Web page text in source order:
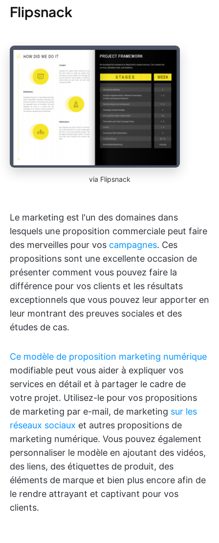
Flipsnack
via Flipsnack
Le marketing est l'un des domaines dans
lesquels une proposition commerciale peut faire
des merveilles pour vos campagnes. Ces
propositions sont une excellente occasion de
présenter comment vous pouvez faire la
différence pour vos clients et les résultats
exceptionnels que vous pouvez leur apporter en
leur montrant des preuves sociales et des
études de cas.
Ce modèle de proposition marketing numérique
modifiable peut vous aider à expliquer vos
services en détail et à partager le cadre de
votre projet. Utilisez-le pour vos propositions
de marketing par e-mail, de marketing sur les
réseaux sociaux et autres propositions de
marketing numérique. Vous pouvez également
personnaliser le modèle en ajoutant des vidéos,
des liens, des étiquettes de produit, des
éléments de marque et bien plus encore afin de
le rendre attrayant et captivant pour vos
clients.